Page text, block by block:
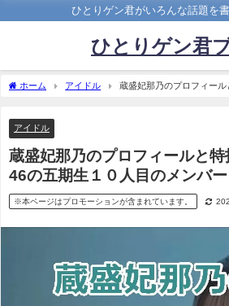
ひとりゲン君がいろんな話題を書
ひとりゲン君
ホーム アイドル
蔵盛妃那乃のプロフィール
アイドル
蔵盛妃那乃のプロフィールと
46の五期生１０人目のメンバ
※本ページはプロモーションが含まれています。